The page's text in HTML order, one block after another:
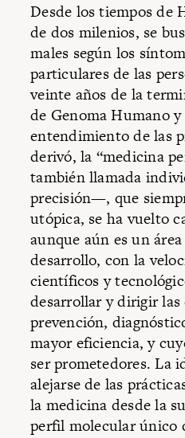
Desde los tiempos de
de dos milenios, se
males según los
particulares de las
veinte años de la
de Genoma Humano
entendimiento de las
derivó, la “medicina
también llamada
precisión—, que
utópica, se ha vuelto
aunque aún es un
desarrollo, con la
científicos y
desarrollar y dirigir las
prevención,
mayor eficiencia, y
ser prometedores. La
alejarse de las
la medicina desde la
perfil molecular único